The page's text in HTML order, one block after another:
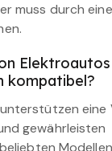
muss durch
kompatibel?
eine
gewährleisten